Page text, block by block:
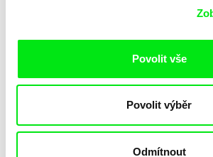
Povolit vše
Povolit výběr
Odmítnout
Anikó Mária